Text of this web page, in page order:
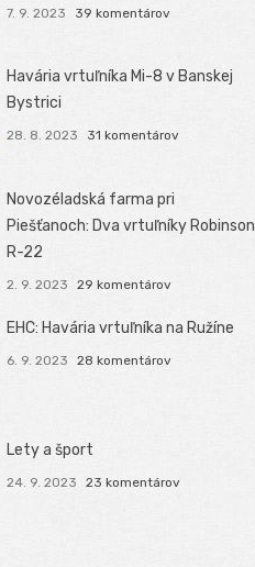
7. 9. 2023 39 komentárov
Havária vrtuľníka Mi-8 v Banskej
Bystrici
28. 8. 2023 31 komentárov
Novozéladská farma pri
Piešťanoch: Dva vrtuľníky Robinson
R-22
2. 9. 2023 29 komentárov
EHC: Havária vrtuľníka na Ružíne
6. 9. 2023 28 komentárov
Lety a šport
24. 9. 2023 23 komentárov